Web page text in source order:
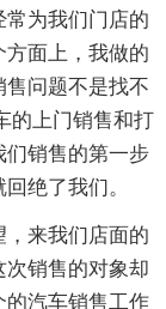
为我们门店的
面上，我做的
问题不是找不
的上门销售和打
们销售的第一步
绝了我们。
来我们店面的
次销售的对象却
的汽车销售工作